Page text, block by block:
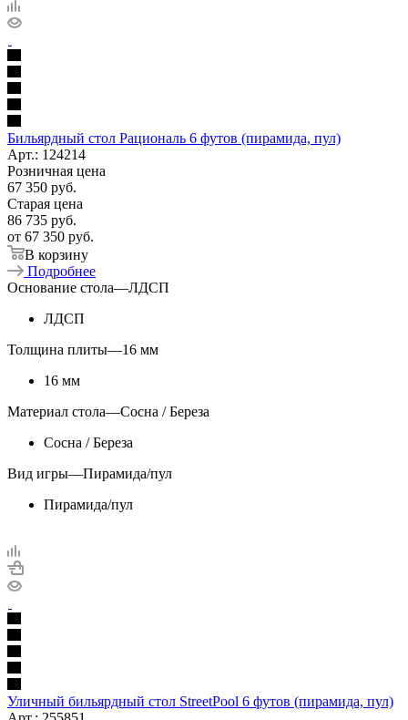
Бильярдный стол Рациональ 6 футов (пирамида, пул)
Арт.: 124214
Розничная цена
67 350 руб.
Старая цена
86 735 руб.
от 67 350 руб.
В корзину
Подробнее
Основание стола—ЛДСП
ЛДСП
Толщина плиты—16 мм
16 мм
Материал стола—Сосна / Береза
Сосна / Береза
Вид игры—Пирамида/пул
Пирамида/пул
Уличный бильярдный стол StreetPool 6 футов (пирамида, пул)